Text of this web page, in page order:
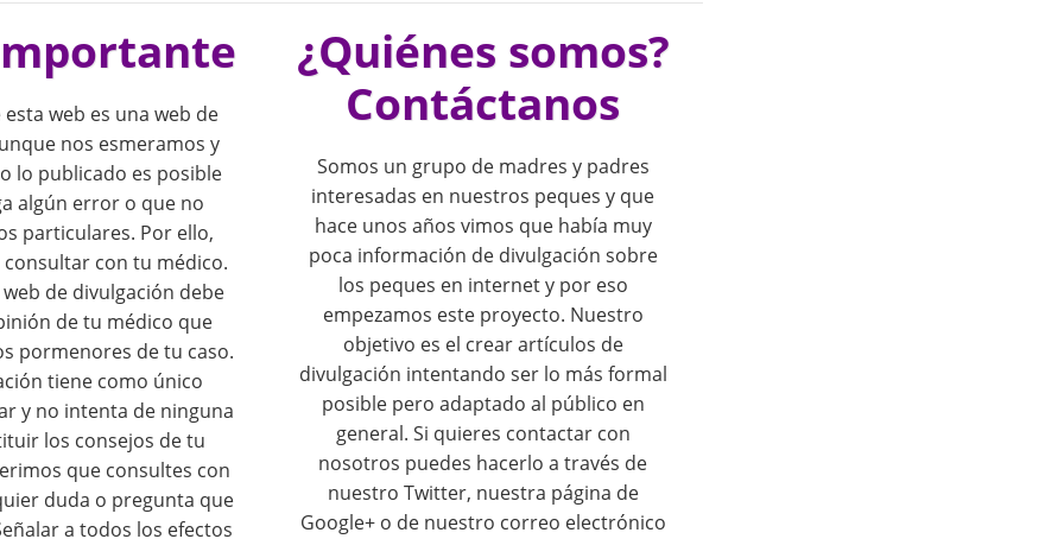
web es una web de
nos esmeramos y
lo publicado es posible
algún error o que no
particulares. Por ello,
con tu médico.
de divulgación debe
de tu médico que
pormenores de tu caso.
tiene como único
y no intenta de ninguna
los consejos de tu
que consultes con
duda o pregunta que
a todos los efectos
¿Quiénes somos?
Contáctanos
Somos un grupo de madres y padres
interesadas en nuestros peques y que
hace unos años vimos que había muy
poca información de divulgación sobre
los peques en internet y por eso
empezamos este proyecto. Nuestro
objetivo es el crear artículos de
divulgación intentando ser lo más formal
posible pero adaptado al público en
general. Si quieres contactar con
nosotros puedes hacerlo a través de
nuestro Twitter, nuestra página de
Google+ o de nuestro correo electrónico